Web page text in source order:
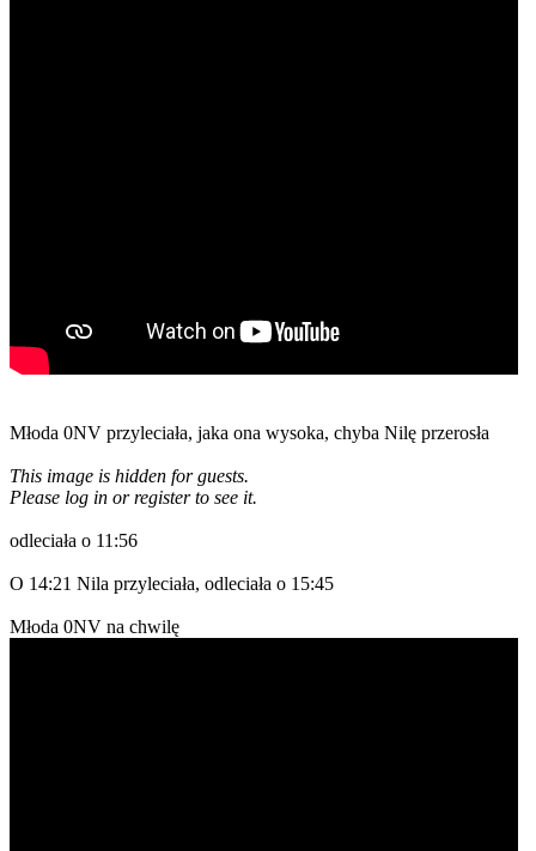
Młoda 0NV przyleciała, jaka ona wysoka, chyba Nilę przerosła
This image is hidden for guests.
Please log in or register to see it.
odleciała o 11:56
O 14:21 Nila przyleciała, odleciała o 15:45
Młoda 0NV na chwilę